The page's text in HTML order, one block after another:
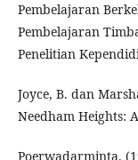
Pembelajaran
Pembelajaran
Penelitian
Joyce, B. dan
Needham Heights:
Poerwadarminta.